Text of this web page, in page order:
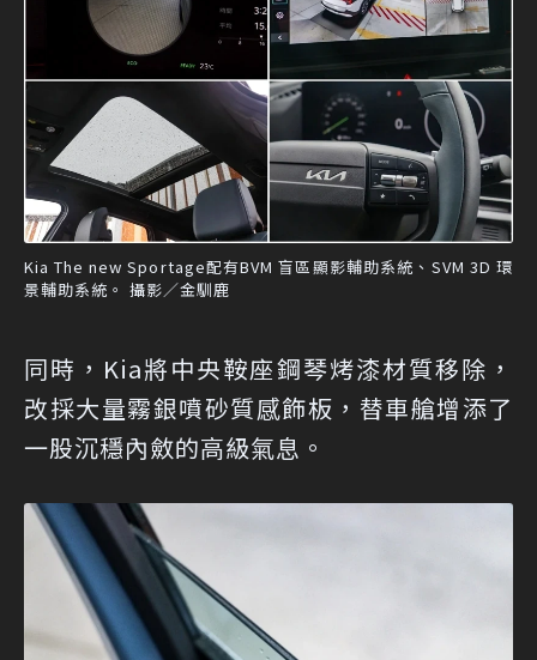
Kia The new Sportage配有BVM 盲區顯影輔助系統、SVM 3D 環
景輔助系統。 攝影／金馴鹿
同時，Kia將中央鞍座鋼琴烤漆材質移除，
改採大量霧銀噴砂質感飾板，替車艙增添了
一股沉穩內斂的高級氣息。